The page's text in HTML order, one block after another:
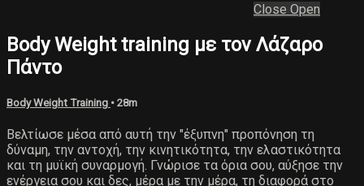
Close Open
Body Weight training με τον Λάζαρο
Πάντο
Body Weight Training • 28m
Βελτίωσε μέσα από αυτή την "έξυπνη" προπόνηση τη
δύναμη, την αντοχή, την κινητικότητα, την ελαστικότητα
και τη μυϊκή συναρμογή. Γνώρισε τα όρια σου, αύξησε την
ενέργεια σου και δες, μέρα με την μέρα, τη διαφορά στο